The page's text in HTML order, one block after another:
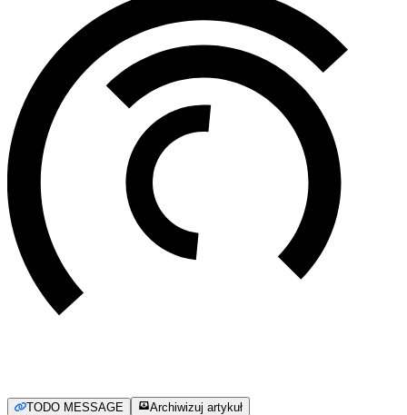
TODO MESSAGE Archiwizuj artykuł